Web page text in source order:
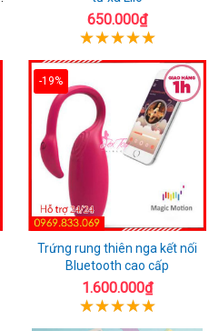
650.000₫
-19%
Trứng rung thiên nga kết nối
Bluetooth cao cấp
1.600.000₫